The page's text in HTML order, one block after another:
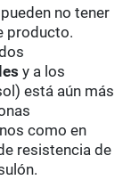
no tener
producto.
y a los
está aún más
como en
resistencia de